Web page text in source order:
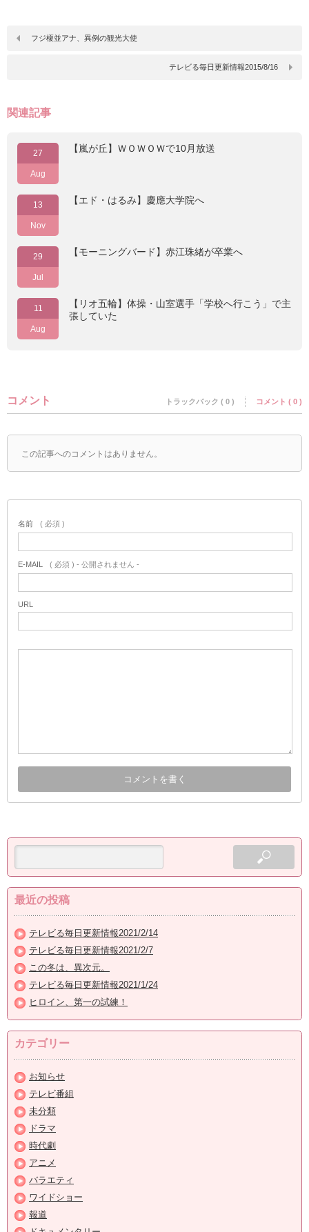
フジ榎並アナ、異例の観光大使
テレビる毎日更新情報2015/8/16
関連記事
27
Aug
【嵐が丘】ＷＯＷＯＷで10月放送
13
Nov
【エド・はるみ】慶應大学院へ
29
Jul
【モーニングバード】赤江珠緒が卒業へ
11
Aug
【リオ五輪】体操・山室選手「学校へ行こう」で主
張していた
コメント トラックバック ( 0 ) コメント ( 0 )
この記事へのコメントはありません。
名前 ( 必須 )
E-MAIL ( 必須 ) - 公開されません -
URL
最近の投稿
テレビる毎日更新情報2021/2/14
テレビる毎日更新情報2021/2/7
この冬は、異次元。
テレビる毎日更新情報2021/1/24
ヒロイン、第一の試練！
カテゴリー
お知らせ
テレビ番組
未分類
ドラマ
時代劇
アニメ
バラエティ
ワイドショー
報道